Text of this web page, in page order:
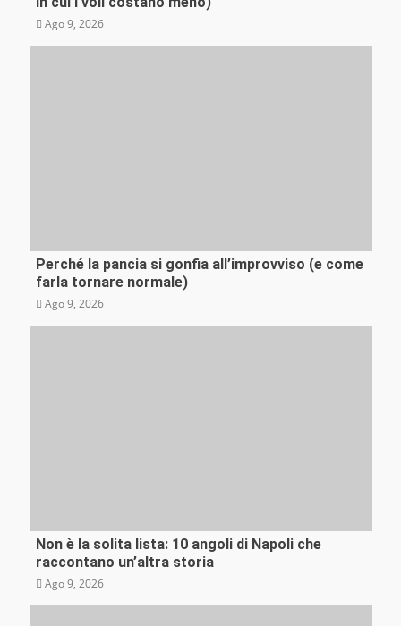
Ago 9, 2026
Mente e Salute
Perché la pancia si gonfia all’improvviso (e come
farla tornare normale)
Ago 9, 2026
Curiosità
Non è la solita lista: 10 angoli di Napoli che
raccontano un’altra storia
Ago 9, 2026